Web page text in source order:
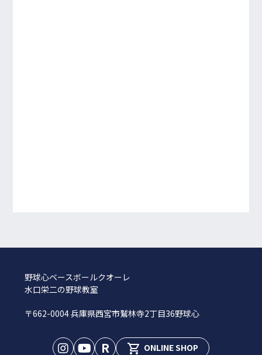
野球心ベースボールクオーレ
水口栄二の野球教室
〒662-0004 兵庫県西宮市鷲林寺2丁目36野球心
R shopping_cart ONLINE SHOP